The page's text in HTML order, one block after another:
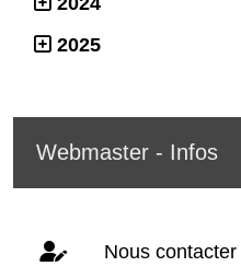
2025
Webmaster - Infos
Nous contacter